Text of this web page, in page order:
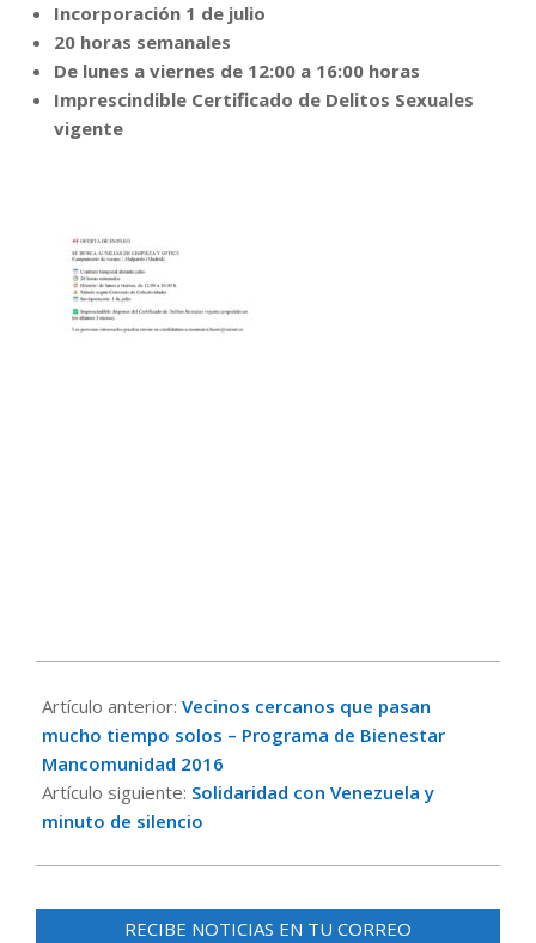
Incorporación 1 de julio
20 horas semanales
De lunes a viernes de 12:00 a 16:00 horas
Imprescindible Certificado de Delitos Sexuales
vigente
06-
26
Artículo anterior: Vecinos cercanos que pasan
mucho tiempo solos – Programa de Bienestar
Mancomunidad 2016
Artículo siguiente: Solidaridad con Venezuela y
minuto de silencio
RECIBE NOTICIAS EN TU CORREO